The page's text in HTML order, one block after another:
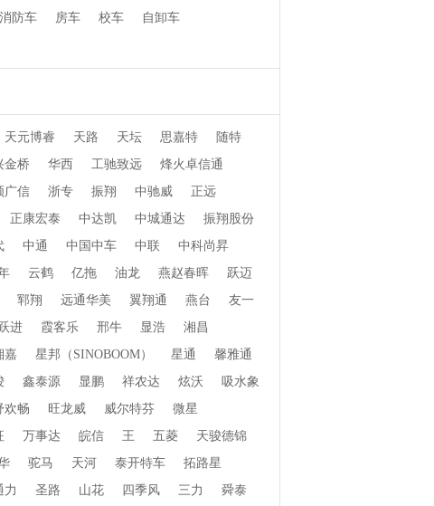
今日推荐：今年危险货物港口作业安全生
消防车 房车 校车
自卸车
天元博睿 天路 天坛 思嘉特
随特
金桥 华西 工驰致远
烽火卓信通
广信 浙专 振翔 中驰威
正远
正康宏泰 中达凯 中城通达
振翔股份
中通 中国中车 中联
中科尚昇
云鹤 亿拖 油龙 燕赵春晖
跃迈
郓翔 远通华美 翼翔通 燕台
友一
进 霞客乐 邢牛 显浩
湘昌
嘉 星邦（SINOBOOM） 星通
馨雅通
鑫泰源 显鹏 祥农达 炫沃
吸水象
欢畅 旺龙威 威尔特芬
微星
万事达 皖信 王 五菱
天骏德锦
驼马 天河 泰开特车
拓路星
力 圣路 山花 四季风 三力
舜泰